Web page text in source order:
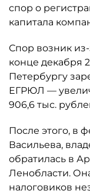
спор о
капитала
Спор возник
конце декабря
Петербургу
ЕГРЮЛ —
906,6 тыс.
После этого, в
Васильева,
обратилась в
Ленобласти.
налоговиков